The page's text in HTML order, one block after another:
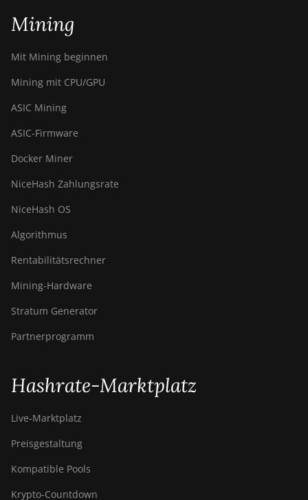
Mining
Mit Mining beginnen
Mining mit CPU/GPU
ASIC Mining
ASIC-Firmware
Docker Miner
NiceHash Zahlungsrate
NiceHash OS
Algorithmus
Rentabilitätsrechner
Mining-Hardware
Stratum Generator
Partnerprogramm
Hashrate-Marktplatz
Live-Marktplatz
Preisgestaltung
Kompatible Pools
Krypto-Countdown